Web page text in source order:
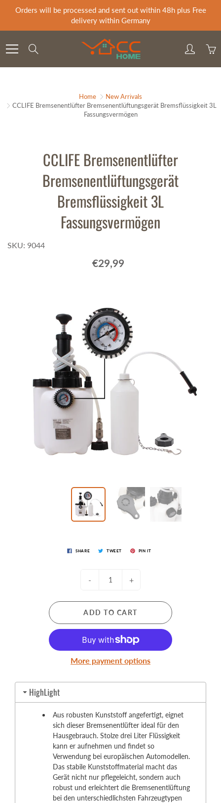
Orders will be processed and sent out within 48h plus Free
delivery within Germany
Home
New Arrivals
CCLIFE Bremsenentlüfter Bremsenentlüftungsgerät Bremsflüssigkeit 3L
Fassungsvermögen
CCLIFE Bremsenentlüfter
Bremsenentlüftungsgerät
Bremsflüssigkeit 3L
Fassungsvermögen
SKU: 9044
€29,99
SHARE TWEET PIN IT
- +
ADD TO CART
More payment options
HighLight
Aus robusten Kunststoff angefertigt, eignet
sich dieser Bremsenentlüfter ideal für den
Hausgebrauch. Stolze drei Liter Flüssigkeit
kann er aufnehmen und findet so
Verwendung bei europäischen Automodellen.
Das stabile Kunststoffmaterial macht das
Gerät nicht nur pflegeleicht, sondern auch
robust und erleichtert die Bremsenentlüftung
bei den unterschiedlichsten Fahrzeugtypen